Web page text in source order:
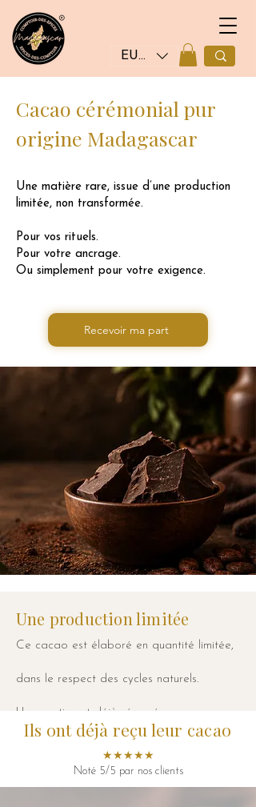
EUR (€)
Cacao cérémonial pur
origine Madagascar
Une matière rare, issue d’une production
limitée, non transformée.
Pour vos rituels.
Pour votre ancrage.
Ou simplement pour votre exigence.
Recevoir ma part
Une production limitée
Ce cacao est élaboré en quantité limitée,
dans le respect des cycles naturels.
Une partie est déjà réservée.
Disponibilités en cours
Ils ont déjà reçu leur cacao
★★★★★
Noté 5/5 par nos clients